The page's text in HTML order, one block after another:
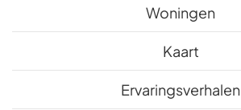
Woningen
Kaart
Ervaringsverhalen